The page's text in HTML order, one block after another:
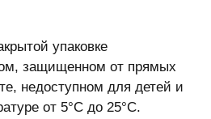
упаковке
защищенном от прямых
недоступном для детей и
от 5°С до 25°С.